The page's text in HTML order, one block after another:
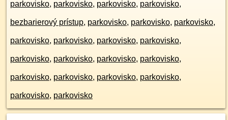
parkovisko, parkovisko, parkovisko, parkovisko,
bezbarierový prístup, parkovisko, parkovisko, parkovisko,
parkovisko, parkovisko, parkovisko, parkovisko,
parkovisko, parkovisko, parkovisko, parkovisko,
parkovisko, parkovisko, parkovisko, parkovisko,
parkovisko, parkovisko